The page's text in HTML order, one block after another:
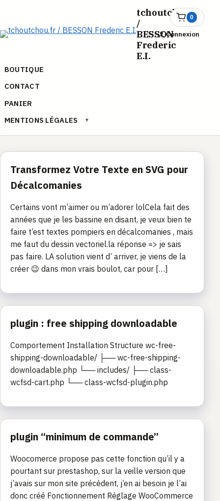
contenu
tchoutchou.fr
/
BESSON
Frederic
E.I.
BOUTIQUE
CONTACT
PANIER
MENTIONS LÉGALES
▾
0
Ouvrir
le
panier
Connexion
Transformez Votre Texte en SVG pour
Décalcomanies
Certains vont m’aimer ou m’adorer lolCela fait des
années que je les bassine en disant, je veux bien te
faire t’est textes pompiers en décalcomanies , mais
me faut du dessin vectoriel.la réponse => je sais
pas faire. LA solution vient d’ arriver, je viens de la
créer 😉 dans mon vrais boulot, car pour […]
plugin : free shipping downloadable
Comportement Installation Structure wc-free-
shipping-downloadable/ ├── wc-free-shipping-
downloadable.php └── includes/ ├── class-
wcfsd-cart.php └── class-wcfsd-plugin.php
plugin “minimum de commande”
Woocomerce propose pas cette fonction qu’il y a
pourtant sur prestashop, sur la veille version que
j’avais sur mon site précédent, j’en ai besoin je l’ai
donc créé Fonctionnement Réglage WooCommerce